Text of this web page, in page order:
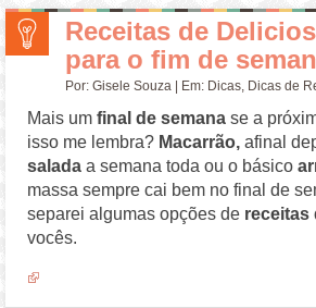
Receitas de
para o fim de
Por:Gisele Souza | Em: Dicas Dicas de
Mais umfinal de semana se a
isso me lembra? Macarrão, afinal
salada a semana toda ou o básico
massa sempre cai bem no final de
separei algumas opções de receitas
vocês.